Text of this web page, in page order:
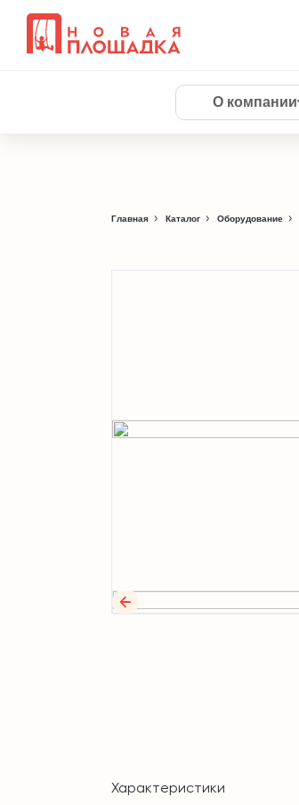
О компании
Главная Каталог Оборудование
Характеристики